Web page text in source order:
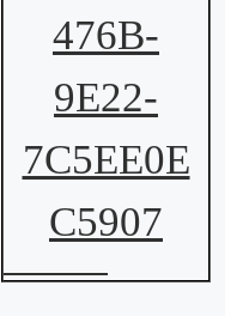
476B-
9E22-
7C5EE0E
C5907